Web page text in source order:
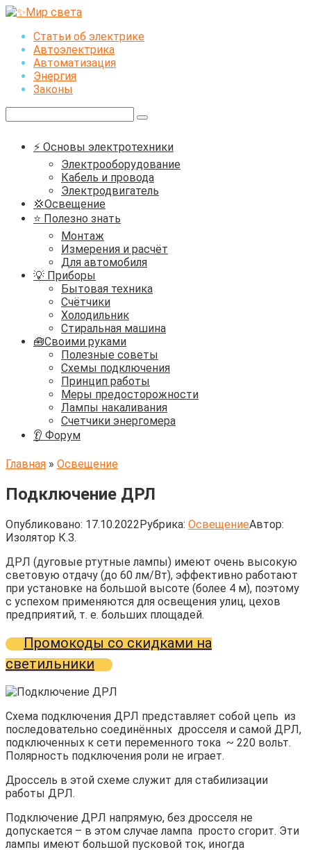
Перейти
контентуСтатьи об электрике
Автоэлектрика
Автоматизация
Энергия
Законы
⚡ Основы электротехники
Электрооборудование
Кабель и провода
Электродвигатель
💢Освещение
⭐ Полезно знать
Монтаж
Измерения и расчёт
Для автомобиля
💡 Приборы
Бытовая техника
Счётчики
Холодильник
Стиральная машина
🧰Своими руками
Полезные советы
Схемы подключения
Принцип работы
Меры предосторожности
Лампы накаливания
Счетчики энергомера
👂 Форум
Главная » Освещение
Подключение ДРЛ
Опубликовано: 17.10.2022Рубрика: ОсвещениеАвтор:
Изолятор К.З.
ДРЛ (дуговые ртутные лампы) имеют очень высокую
световую отдачу (до 60 лм/Вт), эффективно работают
при установке на большой высоте (более 4 м), поэтому
с успехом применяются для освещения улиц, цехов
предприятий, т. е. больших площадей.
Промокоды со скидками на
светильники
Схема подключения ДРЛ представляет собой цепь из
последовательно соединённых дросселя и самой ДРЛ,
подключенных к сети переменного тока ~ 220 вольт.
Полярность подключения роли не играет.
Дроссель в этой схеме служит для стабилизации
работы ДРЛ.
Подключение ДРЛ напрямую, без дросселя не
допускается – в этом случае лампа просто сгорит. Эти
лампы имеют большой пусковой ток, иногда